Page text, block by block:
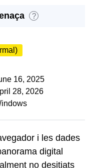
?
16, 2025
28, 2026
i les dades
digital
no desitjats